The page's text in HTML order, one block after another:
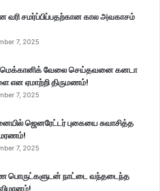
வரி சமர்ப்பிப்பதற்கான கால அவகாசம்
7, 2025
மெக்கானிக் வேலை செய்தவனை கனடா
என ஏமாற்றி திருமணம்!
7, 2025
ஜெனரேட்டர் புகையை சுவாசித்த
7, 2025
பொருட்களுடன் நாட்டை வந்தடைந்த